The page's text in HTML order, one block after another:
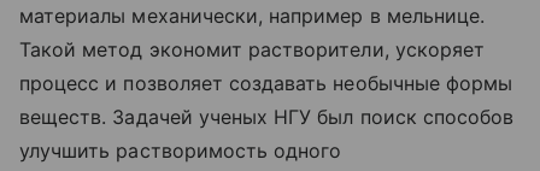
материалы механически, например в мельнице.
Такой метод экономит растворители, ускоряет
процесс и позволяет создавать необычные формы
веществ. Задачей ученых НГУ был поиск способов
улучшить растворимость одного